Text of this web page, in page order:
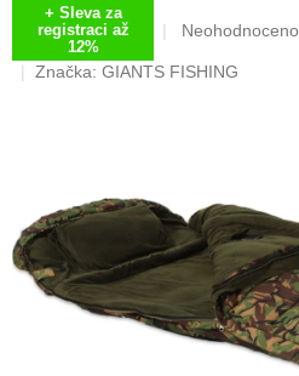
+ Sleva za
registraci až
12%
Průměrné
produktu
Neohodnoceno
Značka: GIANTS FISHING